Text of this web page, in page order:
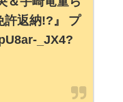
許返納!?』 プ
_JX4?